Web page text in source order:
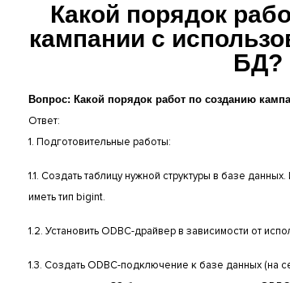
Какой порядок
кампании с
БД?
Вопрос: Какой порядок работ по созданию
Ответ:
1. Подготовительные работы:
1.1. Создать таблицу нужной структуры в базе
иметь тип bigint.
1.2. Установить ODBC-драйвер в зависимости от
1.3. Создать ODBC-подключение к базе данных (на